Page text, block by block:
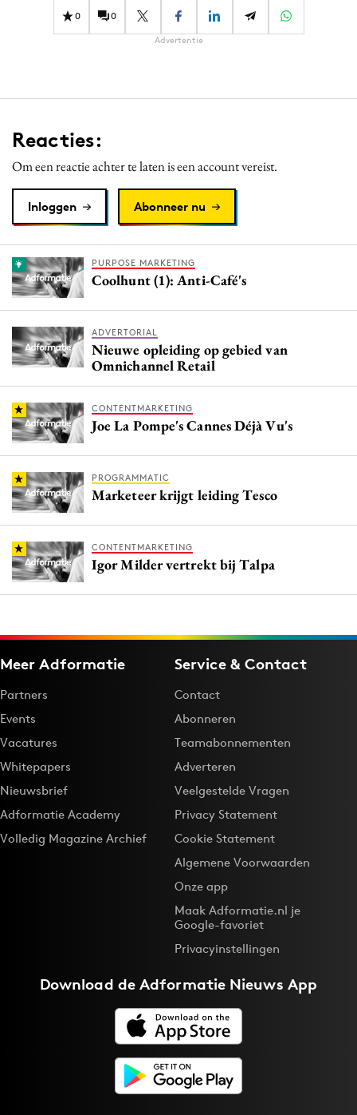
0 0
Advertentie
Reacties:
Om een reactie achter te laten is een account vereist.
Inloggen Abonneer nu
PURPOSE MARKETING
Coolhunt (1): Anti-Café's
ADVERTORIAL
Nieuwe opleiding op gebied van
Omnichannel Retail
CONTENTMARKETING
Joe La Pompe's Cannes Déjà Vu's
PROGRAMMATIC
Marketeer krijgt leiding Tesco
CONTENTMARKETING
Igor Milder vertrekt bij Talpa
Meer Adformatie
Partners
Events
Vacatures
Whitepapers
Nieuwsbrief
Adformatie Academy
Volledig Magazine Archief
Service & Contact
Contact
Abonneren
Teamabonnementen
Adverteren
Veelgestelde Vragen
Privacy Statement
Cookie Statement
Algemene Voorwaarden
Onze app
Maak Adformatie.nl je
Google-favoriet
Privacyinstellingen
Download deAdformatie Nieuws App